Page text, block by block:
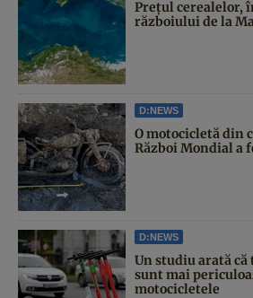
Prețul cerealelor,
războiului de la
D:NEWS
O motocicletă din
Război Mondial a
D:NEWS
Un studiu arată
sunt mai
motocicletele